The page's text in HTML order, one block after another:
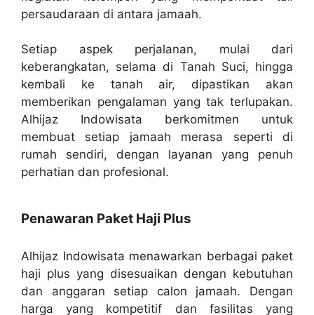
persaudaraan di antara jamaah.
Setiap aspek perjalanan, mulai dari
keberangkatan, selama di Tanah Suci, hingga
kembali ke tanah air, dipastikan akan
memberikan pengalaman yang tak terlupakan.
Alhijaz Indowisata berkomitmen untuk
membuat setiap jamaah merasa seperti di
rumah sendiri, dengan layanan yang penuh
perhatian dan profesional.
Penawaran Paket Haji Plus
Alhijaz Indowisata menawarkan berbagai paket
haji plus yang disesuaikan dengan kebutuhan
dan anggaran setiap calon jamaah. Dengan
harga yang kompetitif dan fasilitas yang